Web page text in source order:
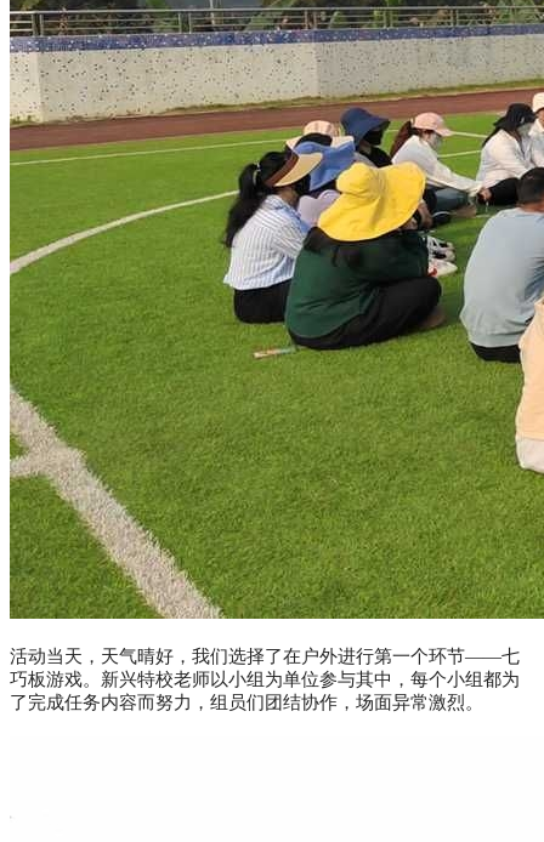
活动当天，天气晴好，我们选择了在户外进行第一个环节——七
巧板游戏。新兴特校老师以小组为单位参与其中，每个小组都为
了完成任务内容而努力，组员们团结协作，场面异常激烈。